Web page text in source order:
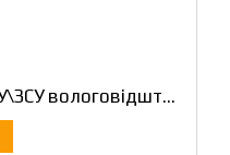
Футболка Поло ВСУ\ЗСУ вологовідштовхуюча CoolPass олива 58